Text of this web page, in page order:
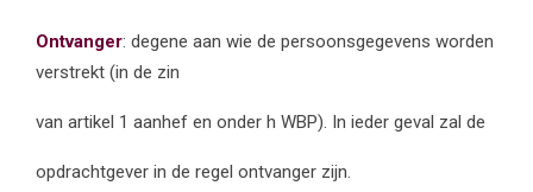
Ontvanger: degene aan wie de persoonsgegevens worden
verstrekt (in de zin
van artikel 1 aanhef en onder h WBP). In ieder geval zal de
opdrachtgever in de regel ontvanger zijn.